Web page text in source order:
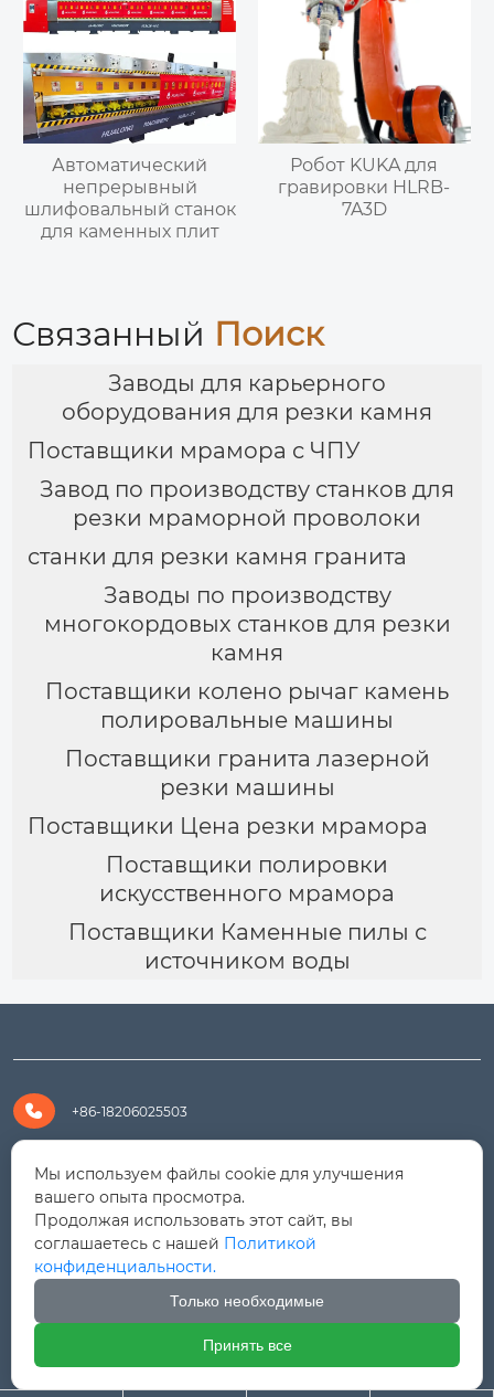
Автоматический
непрерывный
шлифовальный станок
для каменных плит
Робот KUKA для
гравировки HLRB-
7A3D
Связанный Поиск
Заводы для карьерного
оборудования для резки камня
Поставщики мрамора с ЧПУ
Завод по производству станков для
резки мраморной проволоки
станки для резки камня гранита
Заводы по производству
многокордовых станков для резки
камня
Поставщики колено рычаг камень
полировальные машины
Поставщики гранита лазерной
резки машины
Поставщики Цена резки мрамора
Поставщики полировки
искусственного мрамора
Поставщики Каменные пилы с
источником воды
 +86-18206025503
 +8618206025503
 yanali@hualongm.com

351144, Китай, пров.Фуцзянь, г. Путянь, район Личэн,
промышленная зона Хуанши

Мы используем файлы cookie для улучшения
вашего опыта просмотра.
Продолжая использовать этот сайт, вы
соглашаетесь с нашей Политикой
конфиденциальности.
Только необходимые
Принять все